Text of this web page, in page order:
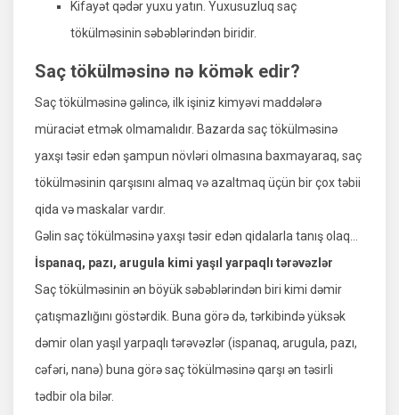
Kifayət qədər yuxu yatın. Yuxusuzluq saç
tökülməsinin səbəblərindən biridir.
Saç tökülməsinə nə kömək edir?
Saç tökülməsinə gəlincə, ilk işiniz kimyəvi maddələrə
müraciət etmək olmamalıdır. Bazarda saç tökülməsinə
yaxşı təsir edən şampun növləri olmasına baxmayaraq, saç
tökülməsinin qarşısını almaq və azaltmaq üçün bir çox təbii
qida və maskalar vardır.
Gəlin saç tökülməsinə yaxşı təsir edən qidalarla tanış olaq...
İspanaq, pazı, arugula kimi yaşıl yarpaqlı tərəvəzlər
Saç tökülməsinin ən böyük səbəblərindən biri kimi dəmir
çatışmazlığını göstərdik. Buna görə də, tərkibində yüksək
dəmir olan yaşıl yarpaqlı tərəvəzlər (ispanaq, arugula, pazı,
cəfəri, nanə) buna görə saç tökülməsinə qarşı ən təsirli
tədbir ola bilər.